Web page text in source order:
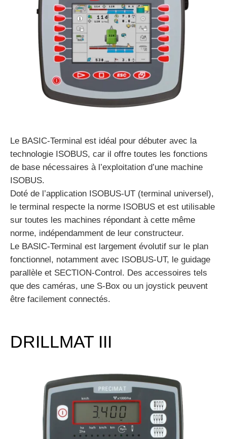
Le BASIC-Terminal est idéal pour débuter avec la
technologie ISOBUS, car il offre toutes les fonctions
de base nécessaires à l’exploitation d’une machine
ISOBUS.
Doté de l’application ISOBUS-UT (terminal universel),
le terminal respecte la norme ISOBUS et est utilisable
sur toutes les machines répondant à cette même
norme, indépendamment de leur constructeur.
Le BASIC-Terminal est largement évolutif sur le plan
fonctionnel, notamment avec ISOBUS-UT, le guidage
parallèle et SECTION-Control. Des accessoires tels
que des caméras, une S-Box ou un joystick peuvent
être facilement connectés.
DRILLMAT III